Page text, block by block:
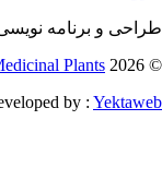
و برنامه نویسی :
Medicinal Plants
Developed by :